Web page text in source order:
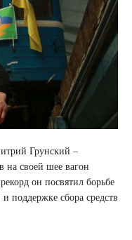
Грунский –
на своей шее вагон
он посвятил борьбе
поддержке сбора средств